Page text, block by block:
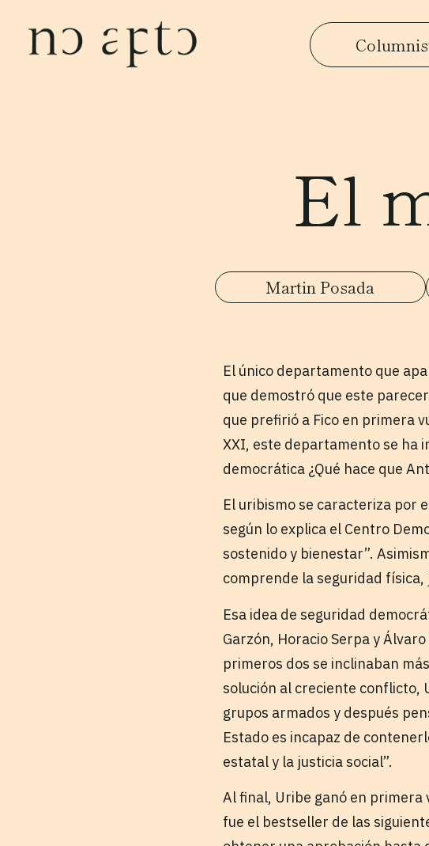
El
Martin Posada
El único departamento que
que demostró que este
que prefirió a Fico en primera
XXI, este departamento se ha
democrática ¿Qué hace que
El uribismo se caracteriza por
según lo explica el Centro
sostenido y bienestar”.
comprende la seguridad
Esa idea de seguridad
Garzón, Horacio Serpa y
primeros dos se inclinaban
solución al creciente conflicto,
grupos armados y después
Estado es incapaz de
estatal y la justicia social”.
Al final, Uribe ganó en
fue el bestseller de las